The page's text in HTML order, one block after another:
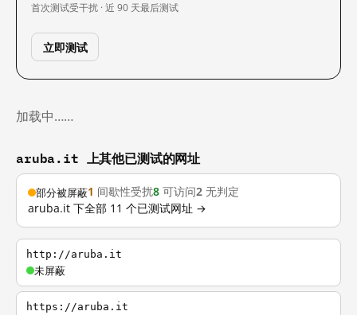
首次测试受干扰 · 近 90 天最后测试
立即测试
加载中……
aruba.it 上其他已测试的网址
部分被屏蔽1 间歇性受扰8 可访问2 无判定
aruba.it 下全部 11 个已测试网址 →
http://aruba.it
未屏蔽
https://aruba.it